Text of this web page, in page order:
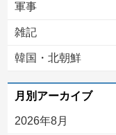
軍事
雑記
韓国・北朝鮮
月別アーカイブ
2026年8月